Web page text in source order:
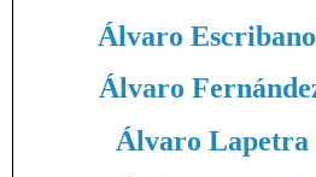
Álvaro
Álvaro
Álvaro Lapetra